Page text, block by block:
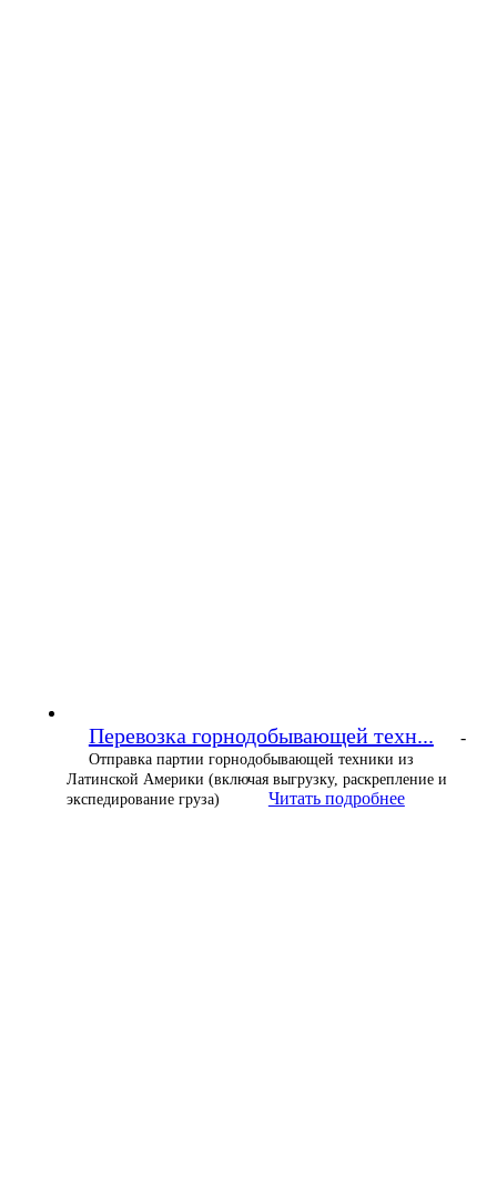
Перевозка горнодобывающей техн... -
Отправка партии горнодобывающей техники из
Латинской Америки (включая выгрузку, раскрепление и
экспедирование груза)
Читать подробнее